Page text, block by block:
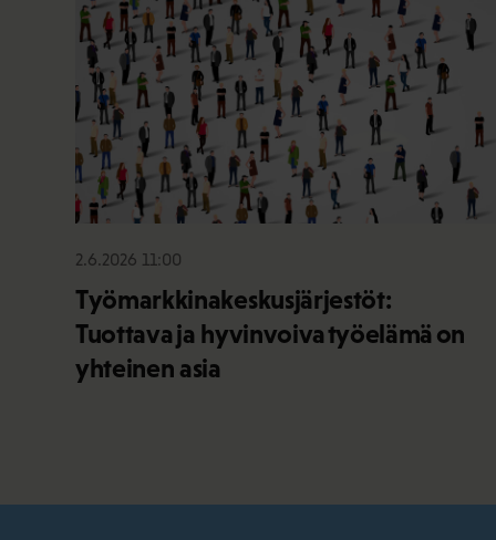
2.6.2026 11:00
Työmarkkinakeskusjärjestöt:
Tuottava ja hyvinvoiva työelämä on
yhteinen asia